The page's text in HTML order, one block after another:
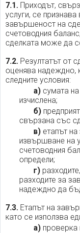
7.1. Приходът,
услуги, се
завършеност на
счетоводния
сделката може да
7.2. Резултатът от
оценява надеждно,
следните условия:
а)сумата
изчислена;
б)
свързана със
в)етапът на
извършване на
счетоводния
определи;
г)
разходите за
надеждно да
7.3. Етапът на
като се използва
а)проверка